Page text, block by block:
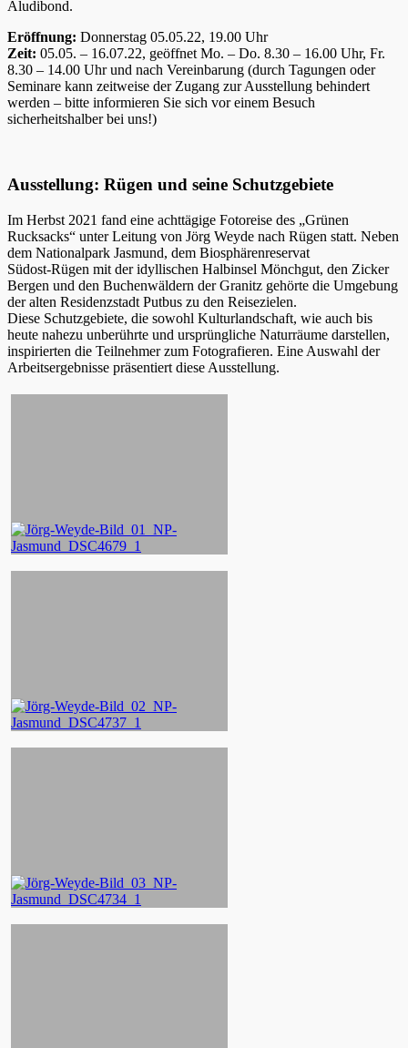
Aludibond.
Eröffnung: Donnerstag 05.05.22, 19.00 Uhr
Zeit: 05.05. – 16.07.22, geöffnet Mo. – Do. 8.30 – 16.00 Uhr, Fr.
8.30 – 14.00 Uhr und nach Vereinbarung (durch Tagungen oder
Seminare kann zeitweise der Zugang zur Ausstellung behindert
werden – bitte informieren Sie sich vor einem Besuch
sicherheitshalber bei uns!)
Ausstellung: Rügen und seine Schutzgebiete
Im Herbst 2021 fand eine achttägige Fotoreise des „Grünen
Rucksacks“ unter Leitung von Jörg Weyde nach Rügen statt. Neben
dem Nationalpark Jasmund, dem Biosphärenreservat
Südost-Rügen mit der idyllischen Halbinsel Mönchgut, den Zicker
Bergen und den Buchenwäldern der Granitz gehörte die Umgebung
der alten Residenzstadt Putbus zu den Reisezielen.
Diese Schutzgebiete, die sowohl Kulturlandschaft, wie auch bis
heute nahezu unberührte und ursprüngliche Naturräume darstellen,
inspirierten die Teilnehmer zum Fotografieren. Eine Auswahl der
Arbeitsergebnisse präsentiert diese Ausstellung.